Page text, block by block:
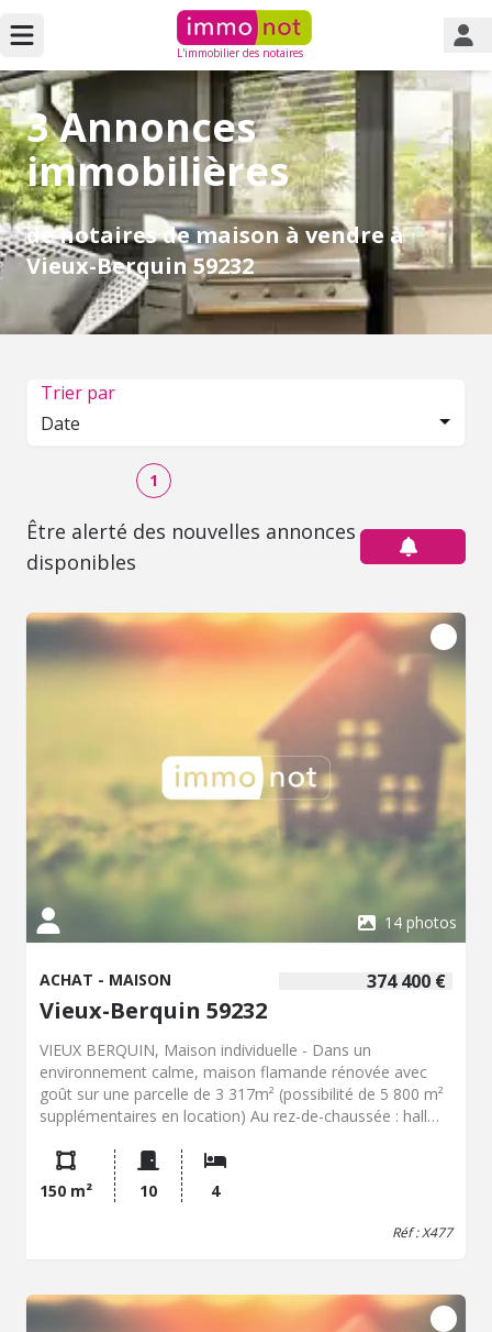
L'immobilier des notaires
3 Annonces
immobilières
de notaires de maison à vendre à
Vieux-Berquin 59232
Trier par
Date
1
Être alerté des nouvelles annonces
disponibles
14 photos
374 400 €
ACHAT - MAISON
Vieux-Berquin 59232
VIEUX BERQUIN, Maison individuelle - Dans un
environnement calme, maison flamande rénovée avec
goût sur une parcelle de 3 317m² (possibilité de 5 800 m²
supplémentaires en location) Au rez-de-chaussée : hall
manger, cuisine équipée, grande véranda, chambre avec
salle de bains avec baignoire et douche, arrière cuisine,
buanderie/chaufferie, Au premier étage : 3 chambres, 2
salles de bains, un bureau, débarras, wc Terrasse avec
chaudière à condensation Menuiseries Alu et pvc double
vitrage - Classe énergie : D - Classe climat : D - Montant
150 m² 10 4
Réf : X477